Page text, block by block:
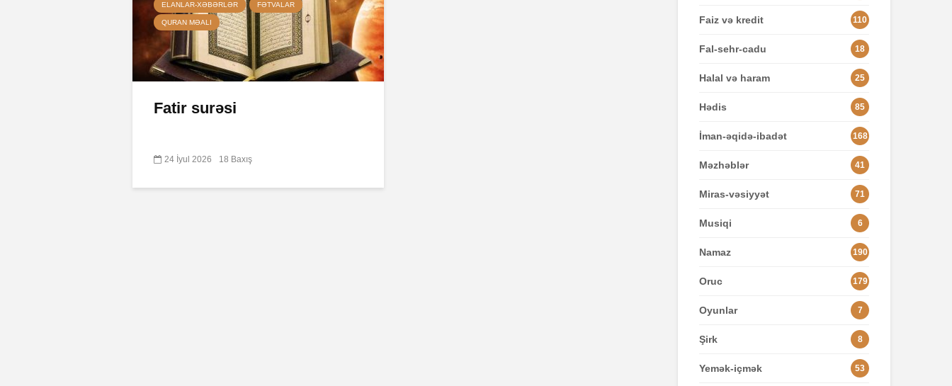
ELANLAR-XƏBƏRLƏR FƏTVALAR
QURAN MƏALI
Fatir surəsi
24 İyul 2026 18 Baxış
Faiz və kredit 110
Fal-sehr-cadu 18
Halal və haram 25
Hədis 85
İman-əqidə-ibadət 168
Məzhəblər 41
Miras-vəsiyyət 71
Musiqi 6
Namaz 190
Oruc 179
Oyunlar 7
Şirk 8
Yemək-içmək 53